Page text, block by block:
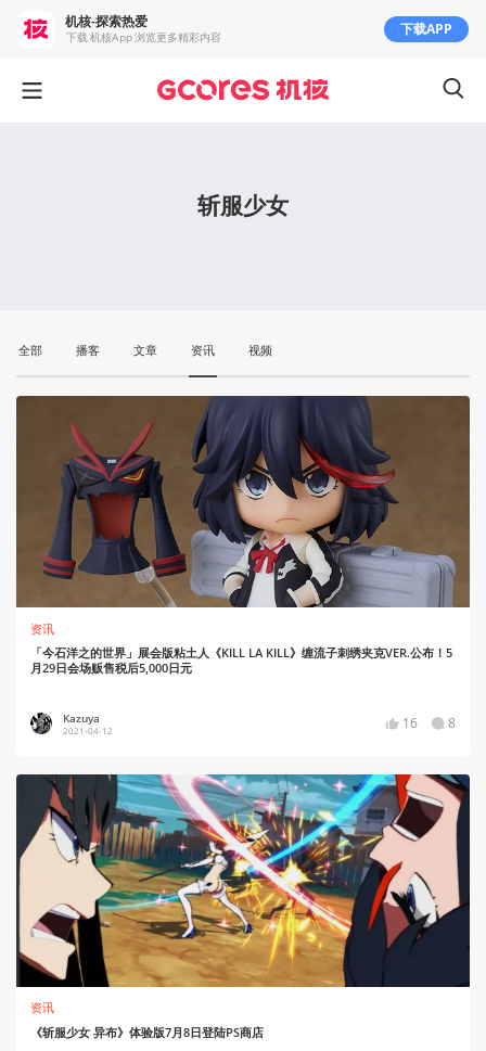
斩服少女
全部 播客 文章 资讯 视频
资讯
「今石洋之的世界」展会版粘土人《KILL LA KILL》缠流子刺绣夹克VER.公布！5
月29日会场贩售税后5,000日元
Kazuya
2021-04-12 16 8
资讯
《斩服少女 异布》体验版7月8日登陆PS商店
机核-探索热爱
下载 机核App 浏览更多精彩内容 下载APP